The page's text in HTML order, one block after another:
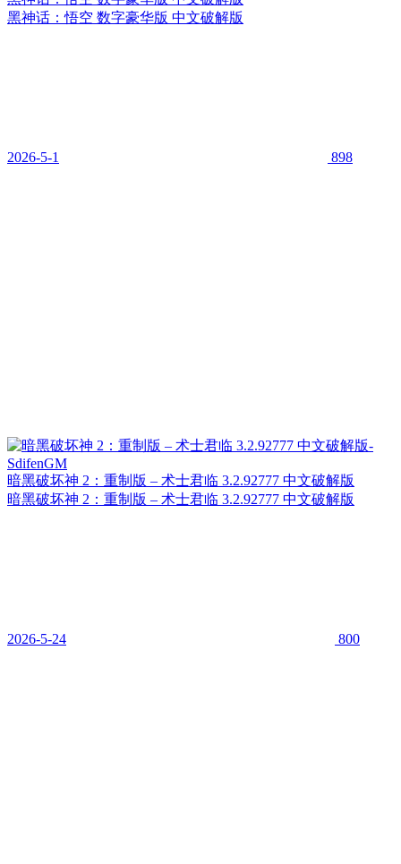
黑神话：悟空 数字豪华版 中文破解版
2026-5-1 898
暗黑破坏神 2：重制版 – 术士君临 3.2.92777 中文破解版
暗黑破坏神 2：重制版 – 术士君临 3.2.92777 中文破解版
2026-5-24 800